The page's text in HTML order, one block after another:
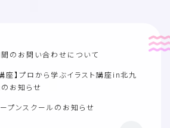
のお問い合わせについて
座】プロから学ぶイラスト講座in北九
お知らせ
プンスクールのお知らせ